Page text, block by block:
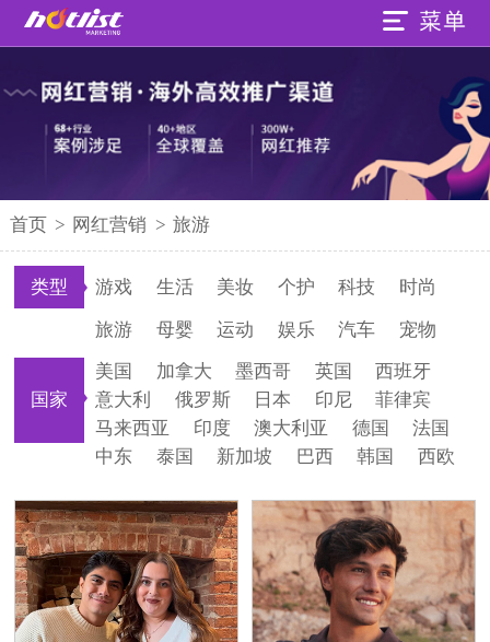
首页 > 网红营销 > 旅游
类型 游戏 生活 美妆 个护 科技 时尚
旅游 母婴 运动 娱乐 汽车 宠物
国家
美国 加拿大 墨西哥 英国
西班牙
意大利
俄罗斯 日本 印尼
菲律宾
马来西亚
印度 澳大利亚 德国
法国
中东
泰国 新加坡 巴西 韩国 西欧